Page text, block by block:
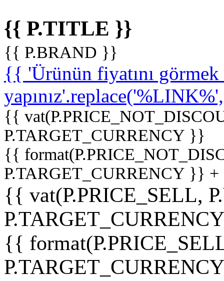
{{ P.TITLE }}
{{ P.BRAND }}
{{ 'Ürünün fiyatını
{{
P.TARGET_CURRENCY }}
{{
P.TARGET_CURRENCY }}
{{ vat(P.PRICE_SELL,
{{